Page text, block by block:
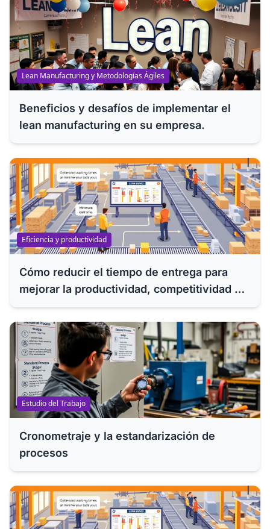
Lean Manufacturing y Metodologías Ágiles
Beneficios y desafíos de implementar el
lean manufacturing en su empresa.
Eficiencia y productividad
Cómo reducir el tiempo de entrega para
mejorar la productividad, competitividad y
eficiencia de su empresa
Estudio del Trabajo
Cronometraje y la estandarización de
procesos